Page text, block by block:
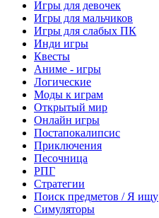
Игры для девочек
Игры для мальчиков
Игры для слабых ПК
Инди игры
Квесты
Аниме - игры
Логические
Моды к играм
Открытый мир
Онлайн игры
Постапокалипсис
Приключения
Песочница
РПГ
Стратегии
Поиск предметов / Я ищу
Симуляторы